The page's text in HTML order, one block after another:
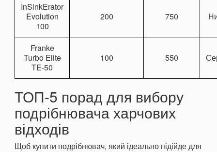
InSinkErator
Evolution
100
200 750
Franke
Turbo Elite
TE-50
100 550
ТОП-5 порад для вибору
подрібнювача харчових
відходів
Щоб купити подрібнювач, який ідеально підійде для